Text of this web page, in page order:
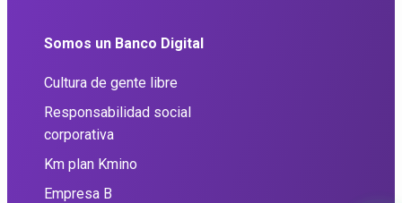
Somos un Banco Digital
Cultura de gente libre
Responsabilidad social
corporativa
Km plan Kmino
Empresa B